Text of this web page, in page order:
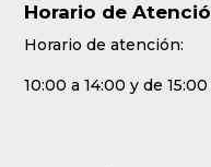
Horario de
Horario de atención:
10:00 a 14:00 y de